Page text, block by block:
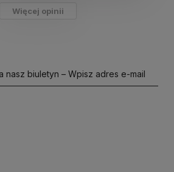
Więcej opinii
nasz biuletyn – Wpisz adres e-mail